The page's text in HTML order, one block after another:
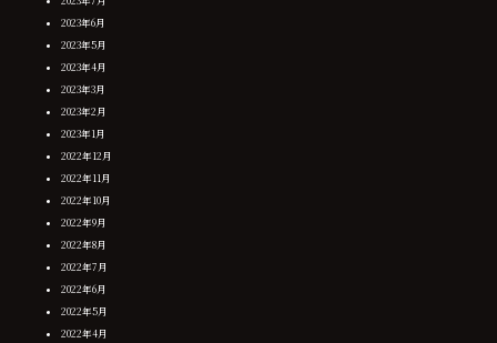
2023年6月
2023年5月
2023年4月
2023年3月
2023年2月
2023年1月
2022年12月
2022年11月
2022年10月
2022年9月
2022年8月
2022年7月
2022年6月
2022年5月
2022年4月